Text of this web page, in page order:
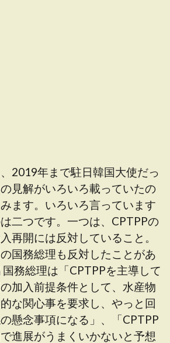
2019年まで駐日韓国大使だっ
見解がいろいろ載っていたの
ます。いろいろ言っています
二つです。一つは、CPTPPの
再開には反対していること。
国務総理も反対したことがあ
国務総理は「CPTPPを主導して
加入前提条件として、水産物
な関心事を要求し、やっと回
懸念事項になる」、「CPTPP
進展がうまくいかないと予想